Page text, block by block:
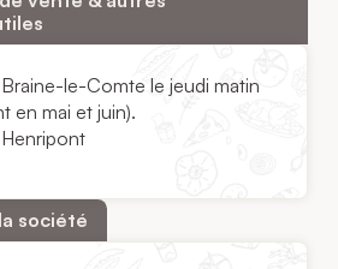
le-Comte le jeudi matin
en mai et juin).
société